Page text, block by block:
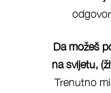
Da možeš
na svijetu,
Trenutno